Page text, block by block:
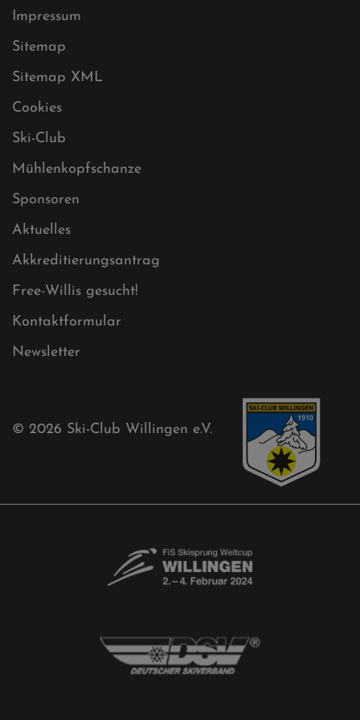
Datenschutz
Impressum
Sitemap
Sitemap XML
Cookies
Ski-Club
Mühlenkopfschanze
Sponsoren
Aktuelles
Ski-Club Willingen e.V.